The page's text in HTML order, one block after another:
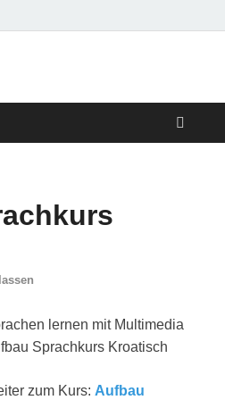
Vita
Fitness
lernen mit Multimedia
Sprachkurs Kroatisch
zum Kurs: Aufbau